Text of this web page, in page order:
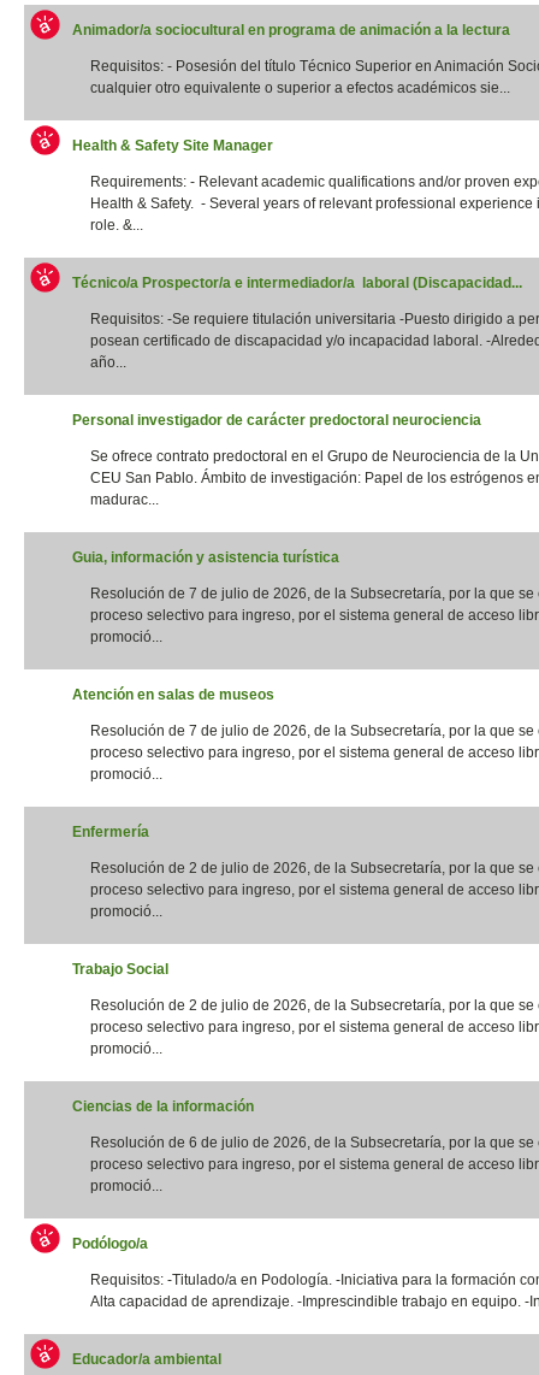
Animador/a sociocultural en programa de animación a la lectura
Requisitos: - Posesión del título Técnico Superior en Animación
cualquier otro equivalente o superior a efectos académicos sie...
Health & Safety Site Manager
Requirements: - Relevant academic qualifications and/or proven
Health & Safety. - Several years of relevant professional experience
role. &...
Técnico/a Prospector/a e intermediador/a laboral (Discapacidad...
Requisitos: -Se requiere titulación universitaria -Puesto dirigido a
posean certificado de discapacidad y/o incapacidad laboral. -
año...
Personal investigador de carácter predoctoral neurociencia
Se ofrece contrato predoctoral en el Grupo de Neurociencia de la
CEU San Pablo. Ámbito de investigación: Papel de los estrógenos
madurac...
Guia, información y asistencia turística
Resolución de 7 de julio de 2026, de la Subsecretaría, por la que se
proceso selectivo para ingreso, por el sistema general de acceso
promoció...
Atención en salas de museos
Resolución de 7 de julio de 2026, de la Subsecretaría, por la que se
proceso selectivo para ingreso, por el sistema general de acceso
promoció...
Enfermería
Resolución de 2 de julio de 2026, de la Subsecretaría, por la que se
proceso selectivo para ingreso, por el sistema general de acceso
promoció...
Trabajo Social
Resolución de 2 de julio de 2026, de la Subsecretaría, por la que se
proceso selectivo para ingreso, por el sistema general de acceso
promoció...
Ciencias de la información
Resolución de 6 de julio de 2026, de la Subsecretaría, por la que se
proceso selectivo para ingreso, por el sistema general de acceso
promoció...
Podólogo/a
Requisitos: -Titulado/a en Podología. -Iniciativa para la formación
Alta capacidad de aprendizaje. -Imprescindible trabajo en equipo. -
Educador/a ambiental